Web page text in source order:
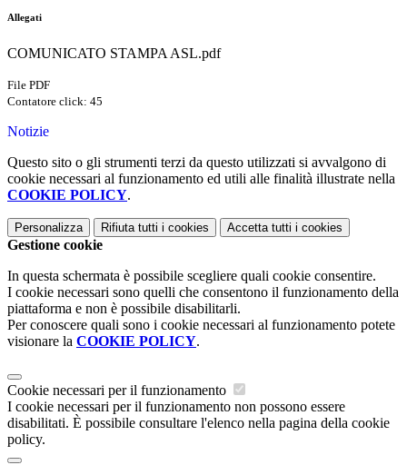
Allegati
COMUNICATO STAMPA ASL.pdf
File PDF
Contatore click: 45
Notizie
Questo sito o gli strumenti terzi da questo utilizzati si avvalgono di
cookie necessari al funzionamento ed utili alle finalità illustrate nella
COOKIE POLICY.
Personalizza Rifiuta tutti i cookies Accetta tutti i cookies
Gestione cookie
In questa schermata è possibile scegliere quali cookie consentire.
I cookie necessari sono quelli che consentono il funzionamento della
piattaforma e non è possibile disabilitarli.
Per conoscere quali sono i cookie necessari al funzionamento potete
visionare la COOKIE POLICY.
Cookie necessari per il funzionamento
I cookie necessari per il funzionamento non possono essere
disabilitati. È possibile consultare l'elenco nella pagina della cookie
policy.